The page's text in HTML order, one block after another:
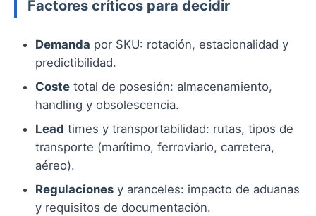
Factores críticos para decidir
Demanda por SKU: rotación, estacionalidad y
predictibilidad.
Coste total de posesión: almacenamiento,
handling y obsolescencia.
Lead times y transportabilidad: rutas, tipos de
transporte (marítimo, ferroviario, carretera,
aéreo).
Regulaciones y aranceles: impacto de aduanas
y requisitos de documentación.